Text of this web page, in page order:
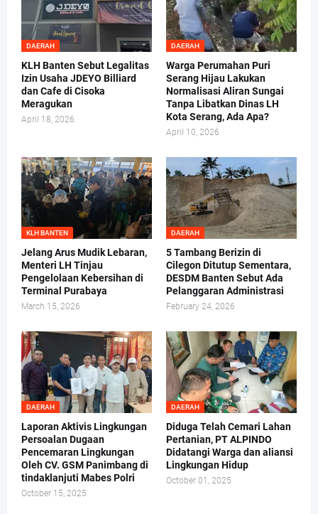
DAERAH
KLH Banten Sebut Legalitas
Izin Usaha JDEYO Billiard
dan Cafe di Cisoka
Meragukan
April 18, 2026
DAERAH
Warga Perumahan Puri
Serang Hijau Lakukan
Normalisasi Aliran Sungai
Tanpa Libatkan Dinas LH
Kota Serang, Ada Apa?
April 10, 2026
KLH BANTEN
Jelang Arus Mudik Lebaran,
Menteri LH Tinjau
Pengelolaan Kebersihan di
Terminal Purabaya
March 15, 2026
DAERAH
5 Tambang Berizin di
Cilegon Ditutup Sementara,
DESDM Banten Sebut Ada
Pelanggaran Administrasi
February 24, 2026
DAERAH
Laporan Aktivis Lingkungan
Persoalan Dugaan
Pencemaran Lingkungan
Oleh CV. GSM Panimbang di
tindaklanjuti Mabes Polri
October 15, 2025
DAERAH
Diduga Telah Cemari Lahan
Pertanian, PT ALPINDO
Didatangi Warga dan aliansi
Lingkungan Hidup
October 01, 2025